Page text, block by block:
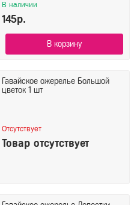
В наличии
145р.
В корзину
Гавайское ожерелье Большой
цветок 1 шт
Отсутствует
Товар отсутствует